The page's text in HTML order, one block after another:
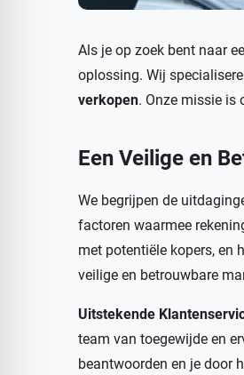
Als je op zoek bent naar
oplossing. Wij
verkopen. Onze missie is
Een Veilige en
We begrijpen de
factoren waarmee
met potentiële kopers, en
veilige en betrouwbare
Uitstekende
team van toegewijde en
beantwoorden en je door